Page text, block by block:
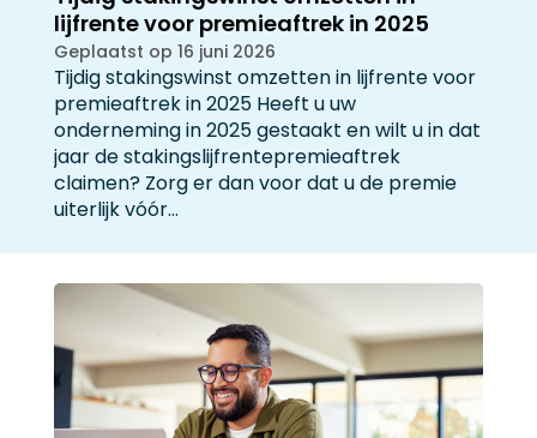
lijfrente voor premieaftrek in 2025
Geplaatst op 16 juni 2026
Tijdig stakingswinst omzetten in lijfrente voor
premieaftrek in 2025 Heeft u uw
onderneming in 2025 gestaakt en wilt u in dat
jaar de stakingslijfrentepremieaftrek
claimen? Zorg er dan voor dat u de premie
uiterlijk vóór…